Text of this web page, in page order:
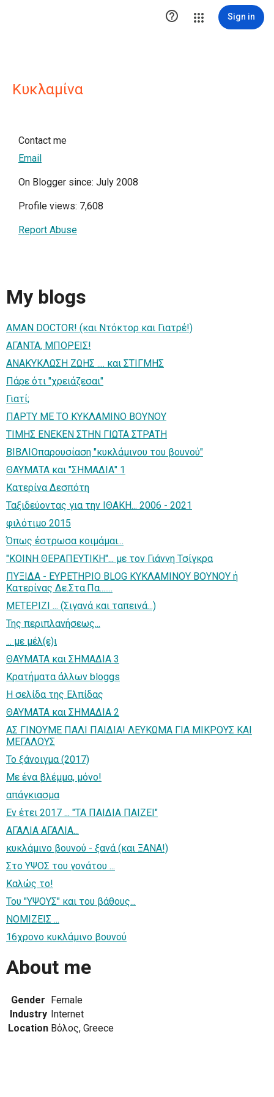
 Sign in
Κυκλαμίνα
Contact me
Email
On Blogger since: July 2008
Profile views: 7,608
Report Abuse
My blogs
ΑΜΑΝ DOCTOR! (και Ντόκτορ και Γιατρέ!)
ΑΓΑΝΤΑ, ΜΠΟΡΕΙΣ!
ΑΝΑΚΥΚΛΩΣΗ ΖΩΗΣ .... και ΣΤΙΓΜΗΣ
Πάρε ότι "χρειάζεσαι"
Γιατί;
ΠΑΡΤΥ ΜΕ ΤΟ ΚΥΚΛΑΜΙΝΟ ΒΟΥΝΟΥ
ΤΙΜΗΣ ΕΝΕΚΕΝ ΣΤΗΝ ΓΙΩΤΑ ΣΤΡΑΤΗ
ΒΙΒΛΙΟπαρουσίαση "κυκλάμινου του βουνού"
ΘΑΥΜΑΤΑ και "ΣΗΜΑΔΙΑ" 1
Κατερίνα Δεσπότη
Ταξιδεύοντας για την ΙΘΑΚΗ... 2006 - 2021
φιλότιμο 2015
Όπως έστρωσα κοιμάμαι...
"ΚΟΙΝΗ ΘΕΡΑΠΕΥΤΙΚΗ"... με τον Γιάννη Τσίγκρα
ΠΥΞΙΔΑ - ΕΥΡΕΤΗΡΙΟ BLOG ΚΥΚΛΑΜΙΝΟΥ ΒΟΥΝΟΥ ή
Κατερίνας Δε.Στα.Πα.......
ΜΕΤΕΡΙΖΙ ... (Σιγανά και ταπεινά...)
Της περιπλανήσεως...
... με μέλ(ε)ι
ΘΑΥΜΑΤΑ και ΣΗΜΑΔΙΑ 3
Κρατήματα άλλων bloggs
Η σελίδα της Ελπίδας
ΘΑΥΜΑΤΑ και ΣΗΜΑΔΙΑ 2
ΑΣ ΓΙΝΟΥΜΕ ΠΑΛΙ ΠΑΙΔΙΑ! ΛΕΥΚΩΜΑ ΓΙΑ ΜΙΚΡΟΥΣ ΚΑΙ
ΜΕΓΑΛΟΥΣ
Το ξάνοιγμα (2017)
Με ένα βλέμμα, μόνο!
απάγκιασμα
Εν έτει 2017 ... "ΤΑ ΠΑΙΔΙΑ ΠΑΙΖΕΙ"
ΑΓΑΛΙΑ ΑΓΑΛΙΑ...
κυκλάμινο βουνού - ξανά (και ΞΑΝΑ!)
Στο ΥΨΟΣ του γονάτου ...
Καλώς το!
Του "ΥΨΟΥΣ" και του βάθους...
ΝΟΜΙΖΕΙΣ ...
16χρονο κυκλάμινο βουνού
About me
Gender Female
Industry Internet
Location Βόλος, Greece